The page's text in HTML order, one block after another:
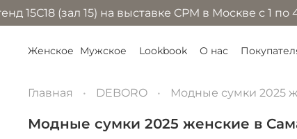
15) на выставке CPM в Москве с 1 по 4
Женское Мужское Lookbook О нас
Главная DEBORO Модные сумки 2025
Модные сумки 2025 женские в